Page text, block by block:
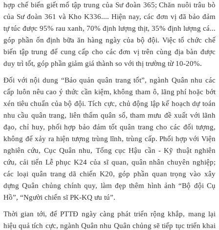
hợp chế biến giết mổ tập trung của Sư đoàn 365; Chăn nuôi trâu bò
của Sư đoàn 361 và Kho K336.... Hiện nay, các đơn vị đã bảo đảm
tự túc được 95% rau xanh, 70% định lượng thịt, 35% định lượng cá...
góp phần ổn định bữa ăn hàng ngày của bộ đội. Việc tổ chức chế
biến tập trung để cung cấp cho các đơn vị trên cùng địa bàn được
duy trì tốt, góp phần giảm giá thành so với thị trường từ 10-20%.
Đối với nội dung “Bảo quản quân trang tốt”, ngành Quân nhu các
cấp luôn nêu cao ý thức cần kiệm, không tham ô, lãng phí hoặc bớt
xén tiêu chuẩn của bộ đội. Tích cực, chủ động lập kế hoạch dự toán
nhu cầu quân trang, liên thẩm quân số, tham mưu đề xuất với lãnh
đạo, chỉ huy, phối hợp bảo đảm tốt quân trang cho các đối tượng,
không để xảy ra hiện tượng trùng lĩnh, trùng cấp. Phối hợp với Viện
nghiên cứu, Cục Quân nhu, Tổng cục Hậu cần - Kỹ thuật nghiên
cứu, cải tiến Lễ phục K24 của sĩ quan, quân nhân chuyên nghiệp;
các loại quân trang dã chiến K20, góp phần quan trọng vào xây
dựng Quân chủng chính quy, làm đẹp thêm hình ảnh “Bộ đội Cụ
Hồ”, “Người chiến sĩ PK-KQ ưu tú”.
Thời gian tới, để PTTĐ ngày càng phát triển rộng khắp, mang lại
hiệu quả tích cực, ngành Quân nhu Quân chủng sẽ tiếp tục triển khai